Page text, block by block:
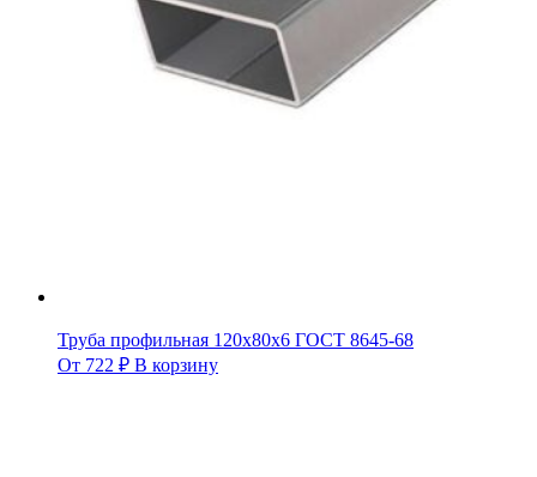
Труба профильная 120х80х6 ГОСТ 8645-68
От 722 ₽ В корзину